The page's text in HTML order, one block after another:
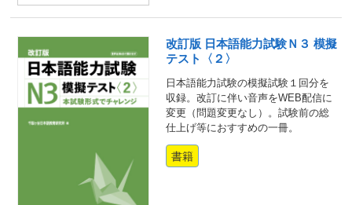
改訂版 日本語能力試験Ｎ３ 模擬
テスト〈２〉
日本語能力試験の模擬試験１回分を
収録。改訂に伴い音声をWEB配信に
変更（問題変更なし）。試験前の総
仕上げ等におすすめの一冊。
書籍